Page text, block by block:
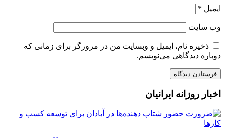
ایمیل *
وب‌ سایت
ذخیره نام، ایمیل و وبسایت من در مرورگر برای زمانی که
دوباره دیدگاهی می‌نویسم.
اخبار روزانه ایرانیان